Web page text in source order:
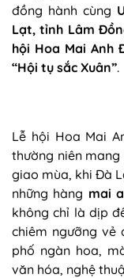
đồng hành cùng
Lạt, tỉnh Lâm
hội Hoa Mai Anh
“Hội tụ sắc Xuân”.
Lễ hội Hoa Mai
thường niên
giao mùa, khi Đà
những hàng mai
không chỉ là dịp
chiêm ngưỡng vẻ
phố ngàn hoa,
văn hóa, nghệ